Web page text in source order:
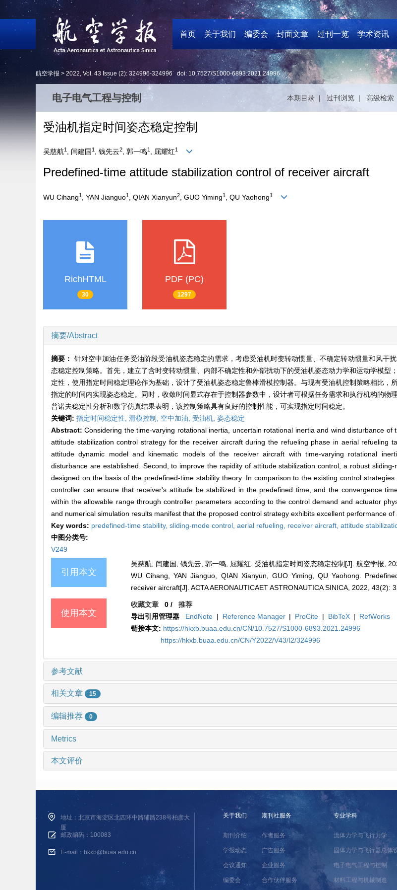
首页 关于我们 编委会 封面文章 过刊一览 学术资讯
航空学报 > 2022, Vol. 43 Issue (2): 324996-324996 doi:10.7527/S1000-6893.2021.24996
电子电气工程与控制 本期目录 | 过刊浏览 | 高级检索
受油机指定时间姿态稳定控制
吴慈航1 , 闫建国 1 , 钱先云2, 郭一鸣1 , 屈耀红1
Predefined-time attitude stabilization control of receiver aircraft
WU Cihang1 , YAN Jianguo1 , QIAN Xianyun2 , GUO Yiming1 , QU Yaohong1
RichHTML
30
PDF (PC)
1297
摘要/Abstract
摘要： 针对空中加油任务受油阶段受油机姿态稳定的需求，考虑受油机时变转动惯量、不确定转动惯量和风干
态稳定控制策略。首先，建立了含时变转动惯量、内部不确定性和外部扰动下的受油机姿态动力学和运动学模型
定性，使用指定时间稳定理论作为基础，设计了受油机姿态稳定鲁棒滑模控制器。与现有受油机控制策略相比，
指定的时间内实现姿态稳定。同时，收敛时间显式存在于控制器参数中，设计者可根据任务需求和执行机构的物
普诺夫稳定性分析和数字仿真结果表明，该控制策略具有良好的控制性能，可实现指定时间稳定。
关键词: 指定时间稳定性, 滑模控制, 空中加油, 受油机, 姿态稳定
Abstract:Considering the time-varying rotational inertia, uncertain rotational inertia and wind disturbance
attitude stabilization control strategy for the receiver aircraft during the refueling phase in aerial refueling
attitude dynamic model and kinematic models of the receiver aircraft with time-varying rotational
disturbance are established. Second, to improve the rapidity of attitude stabilization control, a robust
designed on the basis of the predefined-time stability theory. In comparison to the existing control
controller can ensure that receiver's attitude be stabilized in the predefined time, and the convergence
within the allowable range through controller parameters according to the control demand and actuator
and numerical simulation results manifest that the proposed control strategy exhibits excellent performance of
Key words: predefined-time stability, sliding-mode control, aerial refueling, receiver aircraft, attitude
中图分类号:
V249
引用本文
吴慈航, 闫建国, 钱先云, 郭一鸣, 屈耀红. 受油机指定时间姿态稳定控制[J]. 航空学报,
WU Cihang, YAN Jianguo, QIAN Xianyun, GUO Yiming, QU Yaohong.
receiver aircraft[J]. ACTA AERONAUTICAET ASTRONAUTICA SINICA, 2022, 43(2):
使用本文
收藏文章 0 /推荐
导出引用管理器
EndNote | Reference Manager | ProCite | BibTeX |
RefWorks
链接本文: https://hkxb.buaa.edu.cn/CN/10.7527/S1000-6893.2021.24996
https://hkxb.buaa.edu.cn/CN/Y2022/V43/I2/324996
参考文献
相关文章 15
编辑推荐 0
Metrics
本文评价
地址：北京市海淀区北四环中路辅路238号柏彦大
厦
邮政编码：100083
E-mail：hkxb@buaa.edu.cn
关于我们
期刊介绍
学报动态
会议通知
编委会
期刊社服务
作者服务
广告服务
企业服务
合作伙伴服务
专业学科
流体力学与飞行力学
固体力学与飞行器总体
电子电气工程与控制
材料工程与机械制造